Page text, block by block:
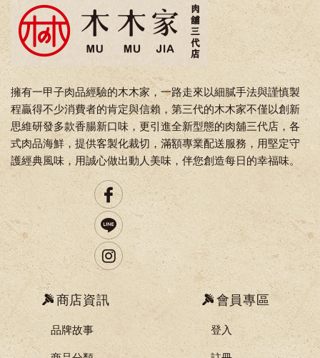
擁有一甲子肉品經驗的木木家，一路走來以細膩手法與謹慎製
程贏得不少消費者的肯定與信賴，第三代的木木家不僅以創新
思維研發多款香腸新口味，更引進全新型態的肉舖三代店，各
式肉品海鮮，提供客製化裁切，滿額專業配送服務，用堅定守
護經典風味，用誠心做出動人美味，伴您創造每日的幸福味。
商店資訊
品牌故事
會員專區
登入